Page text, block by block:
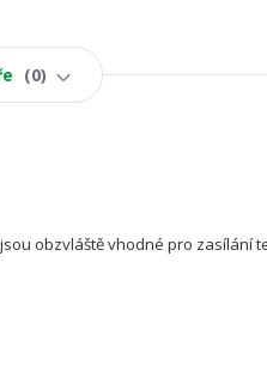
0
obzvláště vhodné pro zasílání